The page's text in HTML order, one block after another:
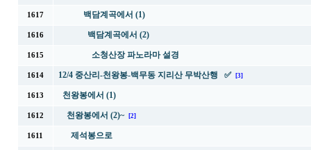
1617 백담계곡에서 (1)
1616 백담계곡에서 (2)
1615 소청산장 파노라마 설경
1614 12/4 중산리-천왕봉-백무동 지리산 무박산행 ✅ [3]
1613 천왕봉에서 (1)
1612 천왕봉에서 (2)~ [2]
1611 제석봉으로